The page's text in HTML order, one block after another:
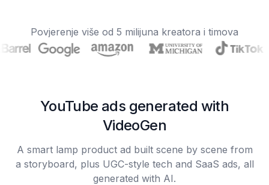
Povjerenje više od 5 milijuna kreatora i timova
YouTube ads generated with
VideoGen
A smart lamp product ad built scene by scene from
a storyboard, plus UGC-style tech and SaaS ads, all
generated with AI.